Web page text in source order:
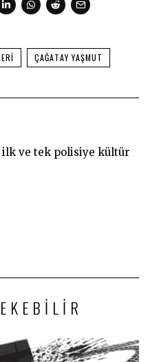
ÇAĞATAY YAŞMUT
ve tek polisiye kültür